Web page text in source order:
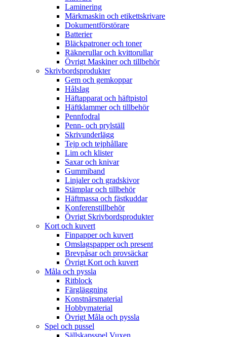
Laminering
Märkmaskin och etikettskrivare
Dokumentförstörare
Batterier
Bläckpatroner och toner
Räknerullar och kvittorullar
Övrigt Maskiner och tillbehör
Skrivbordsprodukter
Gem och gemkoppar
Hålslag
Häftapparat och häftpistol
Häftklammer och tillbehör
Pennfodral
Penn- och prylställ
Skrivunderlägg
Tejp och tejphållare
Lim och klister
Saxar och knivar
Gummiband
Linjaler och gradskivor
Stämplar och tillbehör
Häftmassa och fästkuddar
Konferenstillbehör
Övrigt Skrivbordsprodukter
Kort och kuvert
Finpapper och kuvert
Omslagspapper och present
Brevpåsar och provsäckar
Övrigt Kort och kuvert
Måla och pyssla
Ritblock
Färgläggning
Konstnärsmaterial
Hobbymaterial
Övrigt Måla och pyssla
Spel och pussel
Sällskapsspel Vuxen